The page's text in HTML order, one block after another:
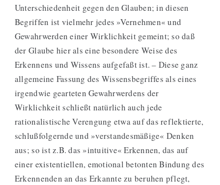
Unterschiedenheit gegen den Glauben; in diesen
Begriffen ist vielmehr jedes »Vernehmen« und
Gewahrwerden einer Wirklichkeit gemeint; so daß
der Glaube hier als eine besondere Weise des
Erkennens und Wissens aufgefaßt ist. – Diese ganz
allgemeine Fassung des Wissensbegriffes als eines
irgendwie gearteten Gewahrwerdens der
Wirklichkeit schließt natürlich auch jede
rationalistische Verengung etwa auf das reflektierte,
schlußfolgernde und »verstandesmäßige« Denken
aus; so ist z.B. das »intuitive« Erkennen, das auf
einer existentiellen, emotional betonten Bindung des
Erkennenden an das Erkannte zu beruhen pflegt,